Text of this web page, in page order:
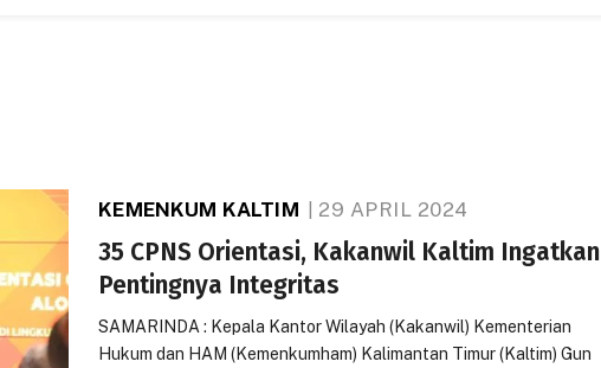
KEMENKUM KALTIM 29 APRIL 2024
35 CPNS Orientasi, Kakanwil Kaltim Ingatkan
Pentingnya Integritas
SAMARINDA : Kepala Kantor Wilayah (Kakanwil) Kementerian
Hukum dan HAM (Kemenkumham) Kalimantan Timur (Kaltim) Gun